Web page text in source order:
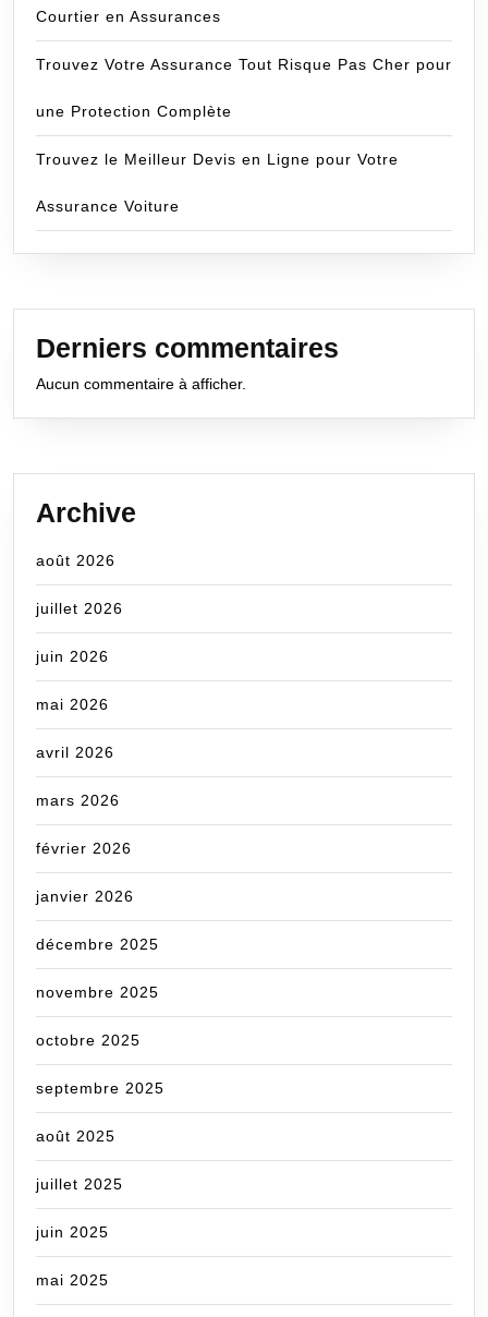
Courtier en Assurances
Trouvez Votre Assurance Tout Risque Pas Cher pour
une Protection Complète
Trouvez le Meilleur Devis en Ligne pour Votre
Assurance Voiture
Derniers commentaires
Aucun commentaire à afficher.
Archive
août 2026
juillet 2026
juin 2026
mai 2026
avril 2026
mars 2026
février 2026
janvier 2026
décembre 2025
novembre 2025
octobre 2025
septembre 2025
août 2025
juillet 2025
juin 2025
mai 2025